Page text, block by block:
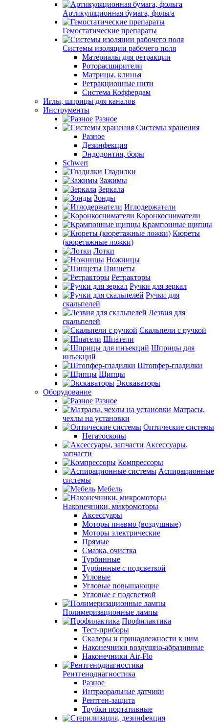
Артикуляционная бумага, фольга
Гемостатические препараты
Системы изоляции рабочего поля
Материалы для ретракции
Роторасширители
Матрицы, клинья
Ретракционные нити
Система Коффердам
Иглы, шприцы для каналов
Инструменты
Разное
Системы хранения
Разное
Дезинфекция
Эндодонтия, боры
Schwert
Гладилки
Зажимы
Зеркала
Зонды
Иглодержатели
Коронкосниматели
Крампонные щипцы
Кюреты
(кюретажные ложки)
Лотки
Ножницы
Пинцеты
Ретракторы
Ручки для зеркал
Ручки для
скальпелей
Лезвия для
скальпелей
Скальпели с ручкой
Шпатели
Шприцы для
инъекций
Штопфер-гладилки
Щипцы
Экскаваторы
Оборудование
Разное
Матрасы,
чехлы на установки
Оптические системы
Негатоскопы
Аксессуары,
запчасти
Компрессоры
Аспирационные
системы
Мебель
Наконечники, микромоторы
Аксессуары
Моторы пневмо (воздушные)
Моторы электрические
Прямые
Смазка, очистка
Турбинные
Турбинные с подсветкой
Угловые
Угловые повышающие
Угловые с подсветкой
Полимеризационные лампы
Профилактика
Тест-приборы
Скалеры и принадлежности к ним
Наконечники воздушно-абразивные
Наконечники Air-Flo
Рентгенодиагностика
Разное
Интраоральные датчики
Рентген-защита
Трубки портативные